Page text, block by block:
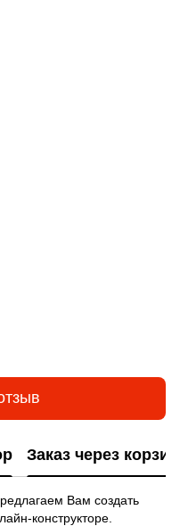
Заказ через
Вам создать
конструкторе.